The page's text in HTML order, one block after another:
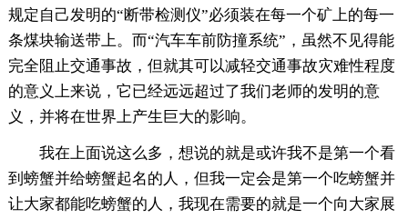
规定自己发明的“断带检测仪”必须装在每一个矿上的每一
条煤块输送带上。而“汽车车前防撞系统”，虽然不见得能
完全阻止交通事故，但就其可以减轻交通事故灾难性程度
的意义上来说，它已经远远超过了我们老师的发明的意
义，并将在世界上产生巨大的影响。
我在上面说这么多，想说的就是或许我不是第一个看
到螃蟹并给螃蟹起名的人，但我一定会是第一个吃螃蟹并
让大家都能吃螃蟹的人，我现在需要的就是一个向大家展